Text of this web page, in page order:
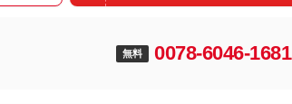
無料 0078-6046-1681